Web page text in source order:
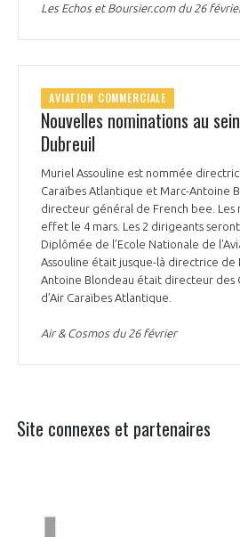
Les Echos et Boursier.com du 26
AVIATION COMMERCIALE
Nouvelles nominations au
Dubreuil
Muriel Assouline est nommée
Caraïbes Atlantique et Marc-Antoine
directeur général de French bee.
effet le 4 mars. Les 2 dirigeants seront
Diplômée de l’Ecole Nationale de
Assouline était jusque-là directrice de
Antoine Blondeau était directeur des
d’Air Caraïbes Atlantique.
Air & Cosmos du 26 février
Site connexes et partenaires